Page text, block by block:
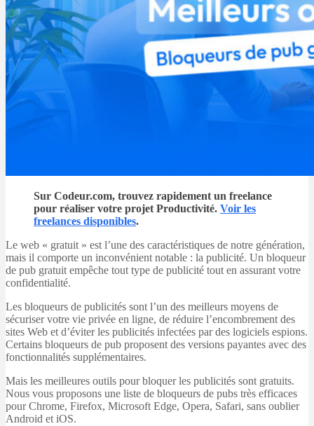
Sur Codeur.com, trouvez rapidement un freelance
pour réaliser votre projet Productivité. Voir les
freelances disponibles.
Le web « gratuit » est l’une des caractéristiques de notre génération,
mais il comporte un inconvénient notable : la publicité. Un bloqueur
de pub gratuit empêche tout type de publicité tout en assurant votre
confidentialité.
Les bloqueurs de publicités sont l’un des meilleurs moyens de
sécuriser votre vie privée en ligne, de réduire l’encombrement des
sites Web et d’éviter les publicités infectées par des logiciels espions.
Certains bloqueurs de pub proposent des versions payantes avec des
fonctionnalités supplémentaires.
Mais les meilleures outils pour bloquer les publicités sont gratuits.
Nous vous proposons une liste de bloqueurs de pubs très efficaces
pour Chrome, Firefox, Microsoft Edge, Opera, Safari, sans oublier
Android et iOS.